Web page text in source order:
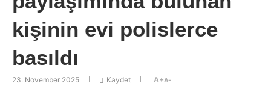
kişinin evi polislerce
basıldı
23. November 2025 Kaydet A+A-